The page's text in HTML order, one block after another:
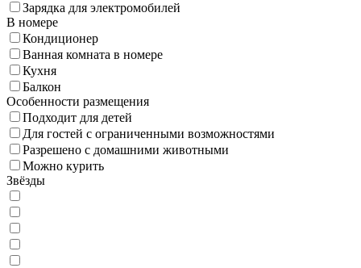
Зарядка для электромобилей
В номере
Кондиционер
Ванная комната в номере
Кухня
Балкон
Особенности размещения
Подходит для детей
Для гостей с ограниченными возможностями
Разрешено с домашними животными
Можно курить
Звёзды